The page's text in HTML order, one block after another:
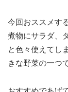
今回おススメす
煮物にサラダ、
と色々使えてし
きな野菜の一つ